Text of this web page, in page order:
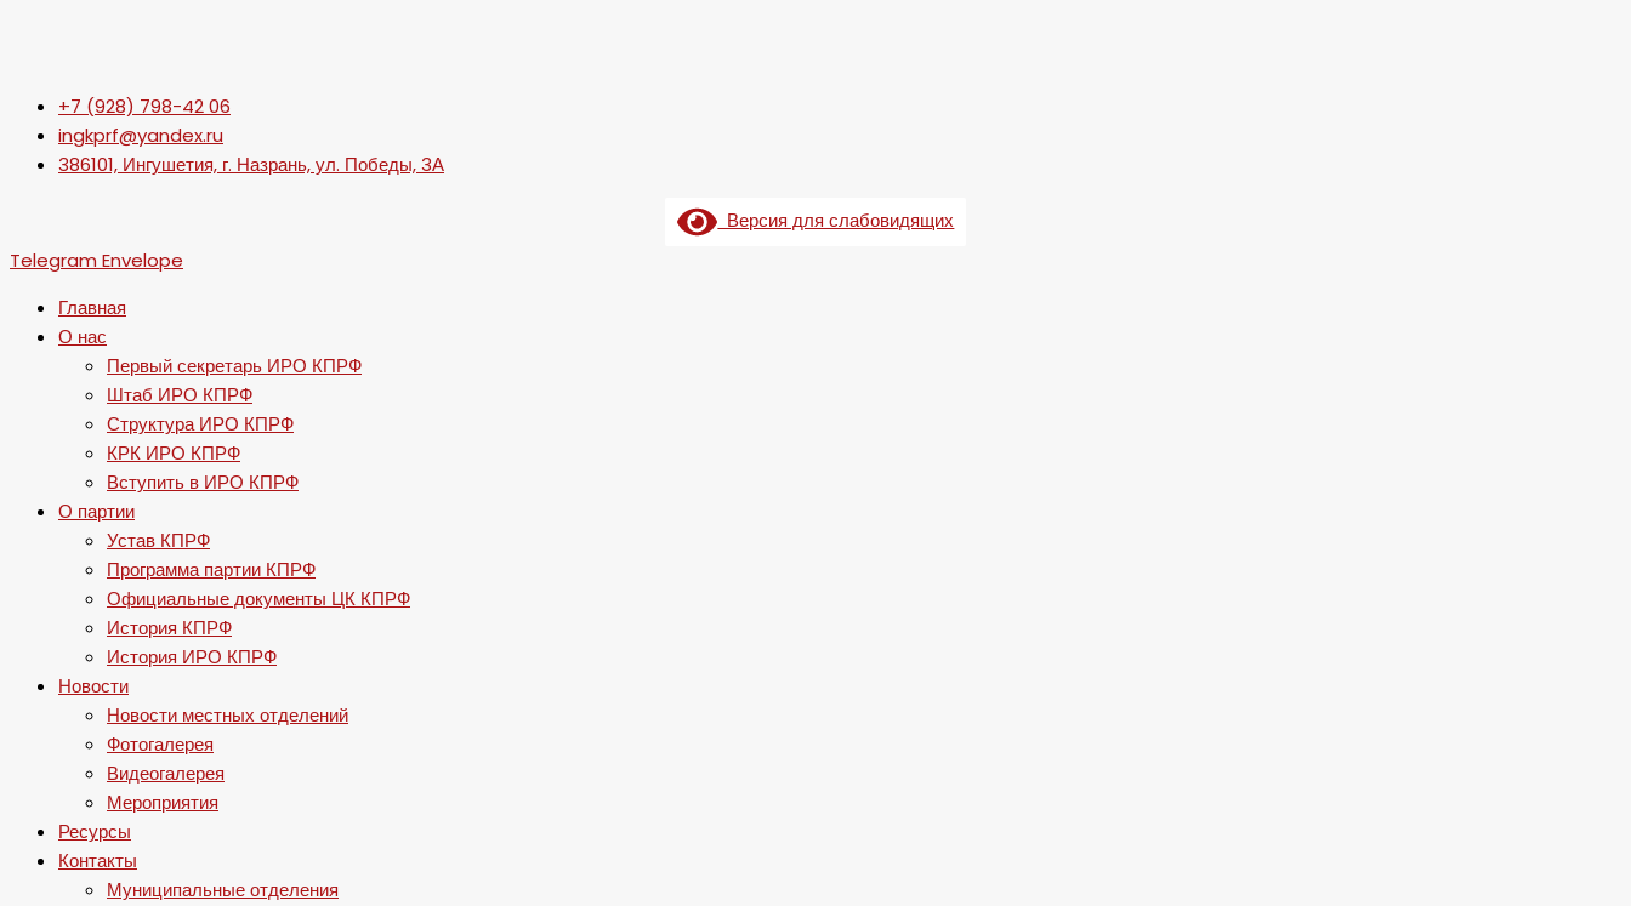
+7 (928) 798-42 06
ingkprf@yandex.ru
386101, Ингушетия, г. Назрань, ул. Победы, 3А
Версия для слабовидящих
Telegram Envelope
Главная
О нас
Первый секретарь ИРО КПРФ
Штаб ИРО КПРФ
Структура ИРО КПРФ
КРК ИРО КПРФ
Вступить в ИРО КПРФ
О партии
Устав КПРФ
Программа партии КПРФ
Официальные документы ЦК КПРФ
История КПРФ
История ИРО КПРФ
Новости
Новости местных отделений
Фотогалерея
Видеогалерея
Мероприятия
Ресурсы
Контакты
Муниципальные отделения